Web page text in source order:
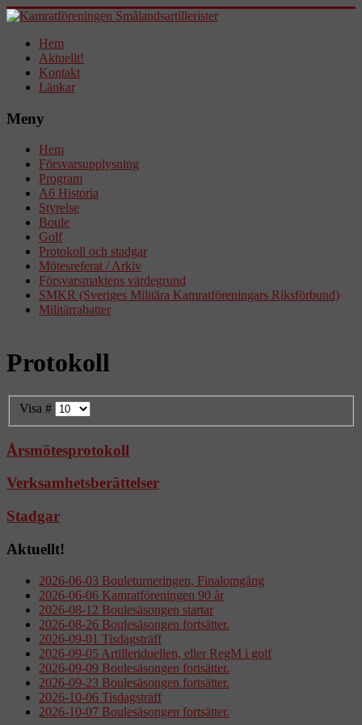
Hem
Aktuellt!
Kontakt
Länkar
Meny
Hem
Försvarsupplysning
Program
A6 Historia
Styrelse
Boule
Golf
Protokoll och stadgar
Mötesreferat / Arkiv
Försvarsmaktens värdegrund
SMKR (Sveriges Militära Kamratföreningars Riksförbund)
Militärrabatter
Protokoll
Visa #
Årsmötesprotokoll
Verksamhetsberättelser
Stadgar
Aktuellt!
2026-06-03 Bouleturneringen, Finalomgång
2026-06-06 Kamratföreningen 90 år
2026-08-12 Boulesäsongen startar
2026-08-26 Boulesäsongen fortsätter.
2026-09-01 Tisdagsträff
2026-09-05 Artilleriduellen, eller RegM i golf
2026-09-09 Boulesäsongen fortsätter.
2026-09-23 Boulesäsongen fortsätter.
2026-10-06 Tisdagsträff
2026-10-07 Boulesäsongen fortsätter.